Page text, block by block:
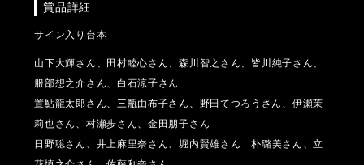
賞品詳細
サイン入り台本
山下大輝さん、田村睦心さん、森川智之さん、皆川純子さん、
服部想之介さん、白石涼子さん
置鮎龍太郎さん、三瓶由布子さん、 野田てつろうさん、伊瀬茉
莉也さん、 村瀬歩さん、金田朋子さん
日野聡さん、井上麻里奈さん、堀内賢雄さん 朴璐美さん、立